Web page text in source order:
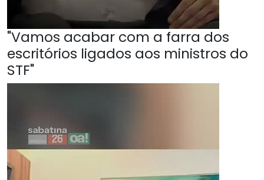
"Vamos acabar com a farra dos
escritórios ligados aos ministros do
STF"